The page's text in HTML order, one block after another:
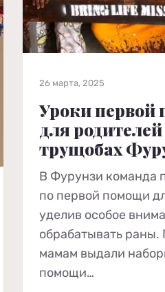
26 марта, 2025
Уроки
для
трущобах
В Фурунзи команда
по первой помощи
уделив особое
обрабатывать раны.
мамам выдали
помощи…